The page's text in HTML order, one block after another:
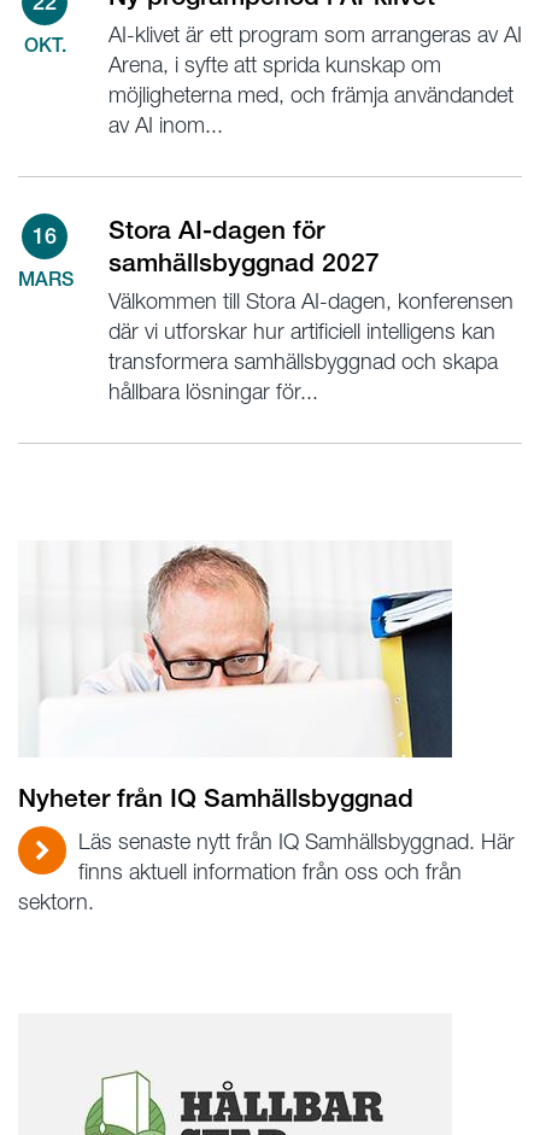
OKT.
AI-klivet är ett program som arrangeras av AI
Arena, i syfte att sprida kunskap om
möjligheterna med, och främja användandet
av AI inom...
16
MARS
Stora AI-dagen för
samhällsbyggnad 2027
Välkommen till Stora AI-dagen, konferensen
där vi utforskar hur artificiell intelligens kan
transformera samhällsbyggnad och skapa
hållbara lösningar för...
Nyheter från IQ Samhällsbyggnad
Läs senaste nytt från IQ Samhällsbyggnad. Här
finns aktuell information från oss och från
sektorn.